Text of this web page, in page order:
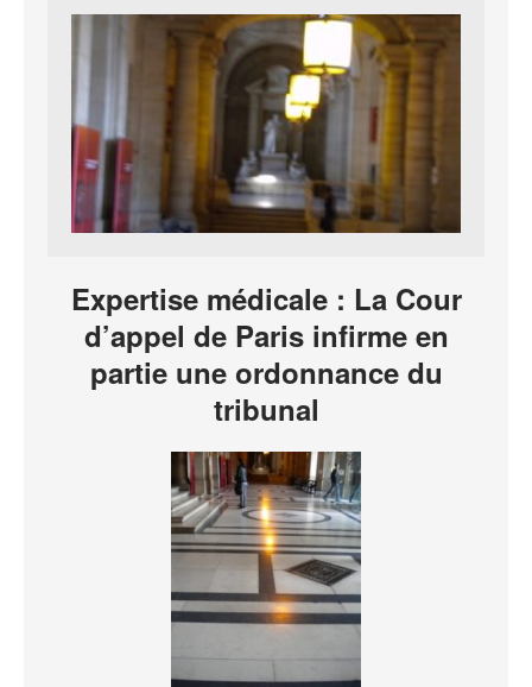
Expertise médicale : La Cour
d’appel de Paris infirme en
partie une ordonnance du
tribunal